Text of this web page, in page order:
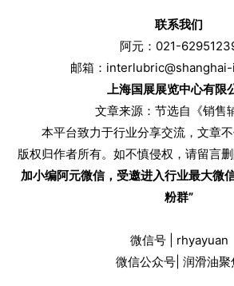
联系我们
阿元：021-
邮箱：
上海国展展览中心有限
文章来源：节选自《销售
本平台致力于行业分享交流，文章不
版权归作者所有。如不慎侵权，请留言删
加小编阿元微信，受邀进入行业最大微
粉群”
微信号 | rhyayuan
微信公众号| 润滑油聚